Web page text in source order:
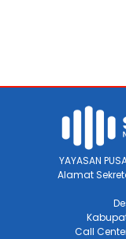
YAYASAN
Alamat
Call